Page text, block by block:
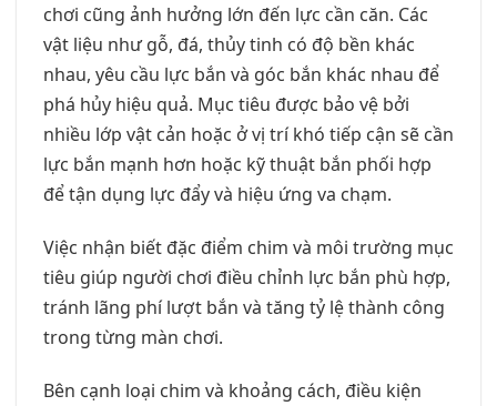
chơi cũng ảnh hưởng lớn đến lực cần căn. Các
vật liệu như gỗ, đá, thủy tinh có độ bền khác
nhau, yêu cầu lực bắn và góc bắn khác nhau để
phá hủy hiệu quả. Mục tiêu được bảo vệ bởi
nhiều lớp vật cản hoặc ở vị trí khó tiếp cận sẽ cần
lực bắn mạnh hơn hoặc kỹ thuật bắn phối hợp
để tận dụng lực đẩy và hiệu ứng va chạm.
Việc nhận biết đặc điểm chim và môi trường mục
tiêu giúp người chơi điều chỉnh lực bắn phù hợp,
tránh lãng phí lượt bắn và tăng tỷ lệ thành công
trong từng màn chơi.
Bên cạnh loại chim và khoảng cách, điều kiện